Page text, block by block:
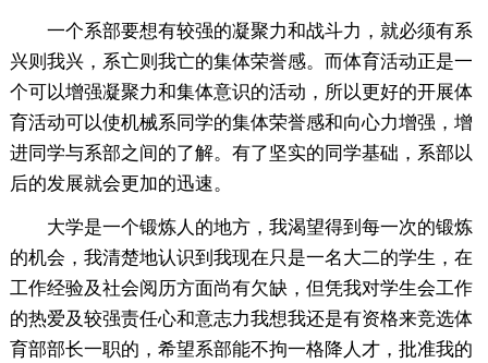
一个系部要想有较强的凝聚力和战斗力，就必须有系
兴则我兴，系亡则我亡的集体荣誉感。而体育活动正是一
个可以增强凝聚力和集体意识的活动，所以更好的开展体
育活动可以使机械系同学的集体荣誉感和向心力增强，增
进同学与系部之间的了解。有了坚实的同学基础，系部以
后的发展就会更加的迅速。
大学是一个锻炼人的地方，我渴望得到每一次的锻炼
的机会，我清楚地认识到我现在只是一名大二的学生，在
工作经验及社会阅历方面尚有欠缺，但凭我对学生会工作
的热爱及较强责任心和意志力我想我还是有资格来竞选体
育部部长一职的，希望系部能不拘一格降人才，批准我的